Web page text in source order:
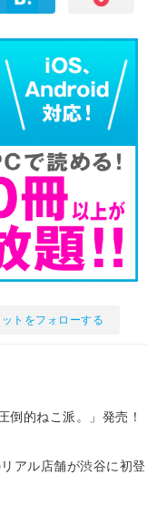
トをフォローする
的ねこ派。」発売！
アル店舗が渋谷に初登